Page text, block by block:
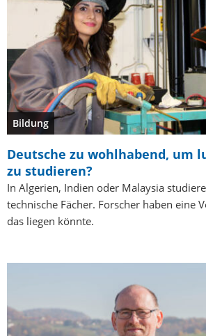
Bildung
Deutsche zu wohlhabend, um
zu studieren?
In Algerien, Indien oder Malaysia
technische Fächer. Forscher haben eine
das liegen könnte.